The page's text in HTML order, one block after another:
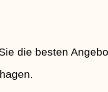
die besten